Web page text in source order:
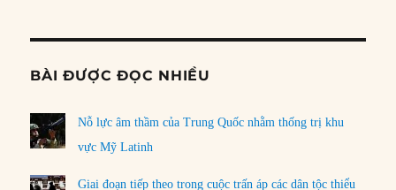
BÀI ĐƯỢC ĐỌC NHIỀU
Nỗ lực âm thầm của Trung Quốc nhằm thống trị khu
vực Mỹ Latinh
Giai đoạn tiếp theo trong cuộc trấn áp các dân tộc thiểu